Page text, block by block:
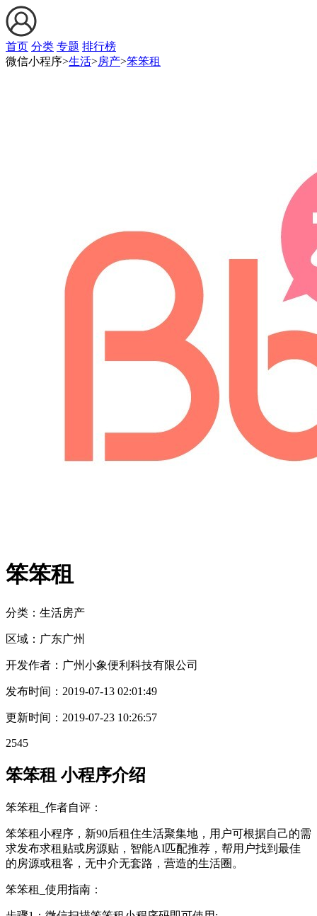
首页 分类 专题 排行榜
微信小程序>生活>房产>笨笨租
笨笨租
分类：生活房产
区域： 广东广州
开发作者： 广州小象便利科技有限公司
发布时间： 2019-07-13 02:01:49
更新时间： 2019-07-23 10:26:57
2545
笨笨租 小程序介绍
笨笨租_作者自评：
笨笨租小程序，新90后租住生活聚集地，用户可根据自己的需
求发布求租贴或房源贴，智能AI匹配推荐，帮用户找到最佳
的房源或租客，无中介无套路，营造的生活圈。
笨笨租_使用指南：